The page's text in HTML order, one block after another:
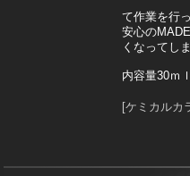
て作業を行
安心の
くなってし
内容量30ｍｌ
[ケミカルカ